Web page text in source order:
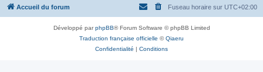
Accueil du forum Fuseau horaire sur UTC+02:00
Développé parphpBB® Forum Software © phpBB Limited
Traduction française officielle ©Qiaeru
Confidentialité | Conditions